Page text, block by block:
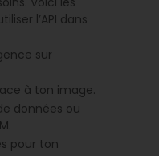
l’API dans
sur
à ton image.
données ou
pour ton